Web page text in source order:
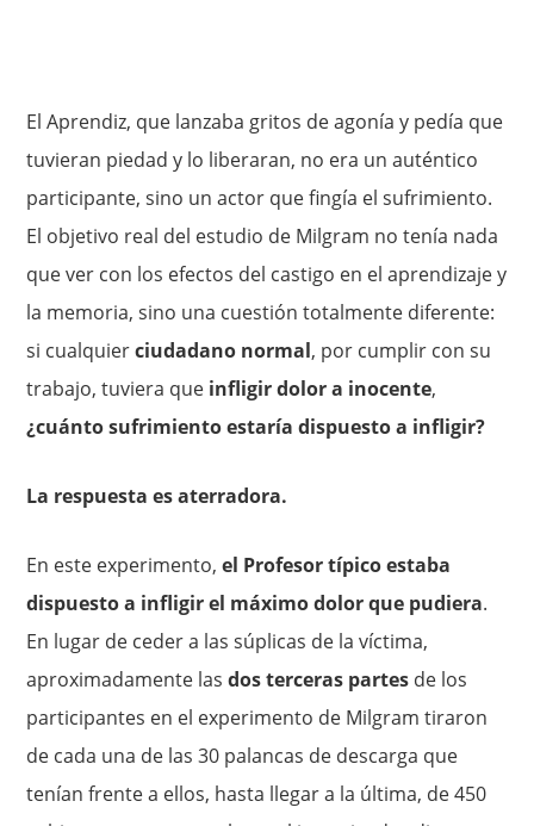
El Aprendiz, que lanzaba gritos de agonía y pedía que
tuvieran piedad y lo liberaran, no era un auténtico
participante, sino un actor que fingía el sufrimiento.
El objetivo real del estudio de Milgram no tenía nada
que ver con los efectos del castigo en el aprendizaje y
la memoria, sino una cuestión totalmente diferente:
si cualquierciudadano normal, por cumplir con su
trabajo, tuviera que infligir dolor a inocente,
¿cuánto sufrimiento estaría dispuesto a infligir?
La respuesta es aterradora.
En este experimento,el Profesor típico estaba
dispuesto a infligir el máximo dolor que pudiera.
En lugar de ceder a las súplicas de la víctima,
aproximadamente lasdos terceras partes de los
participantes en el experimento de Milgram tiraron
de cada una de las 30 palancas de descarga que
tenían frente a ellos, hasta llegar a la última, de 450